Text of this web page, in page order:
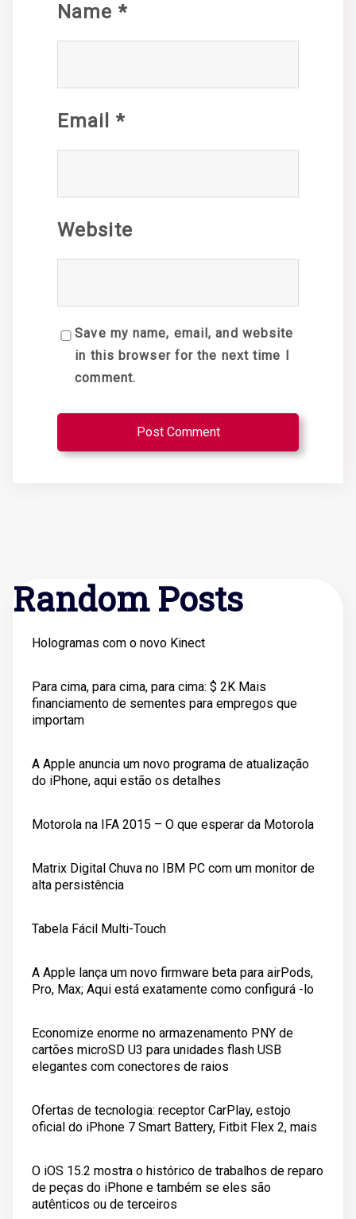
Name *
Email *
Website
Save my name, email, and website
in this browser for the next time I
comment.
Random Posts
Hologramas com o novo Kinect
Para cima, para cima, para cima: $ 2K Mais
financiamento de sementes para empregos que
importam
A Apple anuncia um novo programa de atualização
do iPhone, aqui estão os detalhes
Motorola na IFA 2015 – O que esperar da Motorola
Matrix Digital Chuva no IBM PC com um monitor de
alta persistência
Tabela Fácil Multi-Touch
A Apple lança um novo firmware beta para airPods,
Pro, Max; Aqui está exatamente como configurá -lo
Economize enorme no armazenamento PNY de
cartões microSD U3 para unidades flash USB
elegantes com conectores de raios
Ofertas de tecnologia: receptor CarPlay, estojo
oficial do iPhone 7 Smart Battery, Fitbit Flex 2, mais
O iOS 15.2 mostra o histórico de trabalhos de reparo
de peças do iPhone e também se eles são
autênticos ou de terceiros